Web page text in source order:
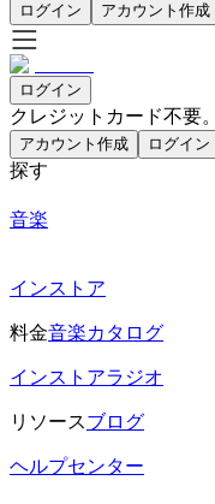
ログイン アカウント作成
ログイン
クレジットカード不要
アカウント作成 ログイン
探す
音楽
インストア
料金音楽カタログ
インストアラジオ
リソースブログ
ヘルプセンター